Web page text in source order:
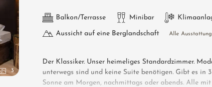
3
Balkon/Terrasse Minibar
Aussicht auf eine Berglandschaft Alle
Der Klassiker. Unser heimeliges Standardzimmer.
unterwegs sind und keine Suite benötigen. Gibt es
Sonne am Morgen, nachmittags oder abends. Alle